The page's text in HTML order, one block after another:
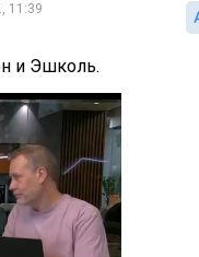
11:39
и Эшколь.